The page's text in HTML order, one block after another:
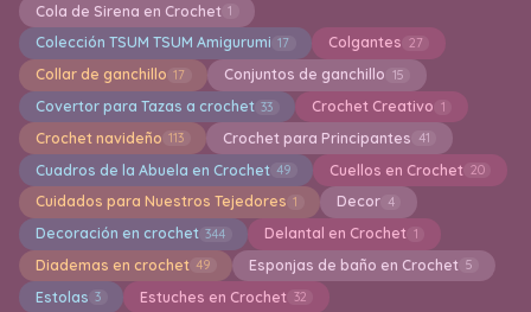
Cola de Sirena en Crochet 1
Colección TSUM TSUM Amigurumi 17 Colgantes 27
Collar de ganchillo 17 Conjuntos de ganchillo 15
Covertor para Tazas a crochet 33 Crochet Creativo 1
Crochet navideño 113 Crochet para Principantes 41
Cuadros de la Abuela en Crochet 49 Cuellos en Crochet 20
Cuidados para Nuestros Tejedores 1 Decor 4
Decoración en crochet 344 Delantal en Crochet 1
Diademas en crochet 49 Esponjas de baño en Crochet 5
Estolas 3 Estuches en Crochet 32